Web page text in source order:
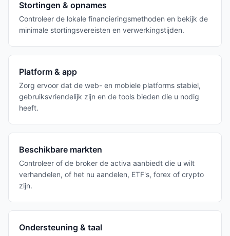
Stortingen & opnames
Controleer de lokale financieringsmethoden en bekijk de
minimale stortingsvereisten en verwerkingstijden.
Platform & app
Zorg ervoor dat de web- en mobiele platforms stabiel,
gebruiksvriendelijk zijn en de tools bieden die u nodig
heeft.
Beschikbare markten
Controleer of de broker de activa aanbiedt die u wilt
verhandelen, of het nu aandelen, ETF's, forex of crypto
zijn.
Ondersteuning & taal